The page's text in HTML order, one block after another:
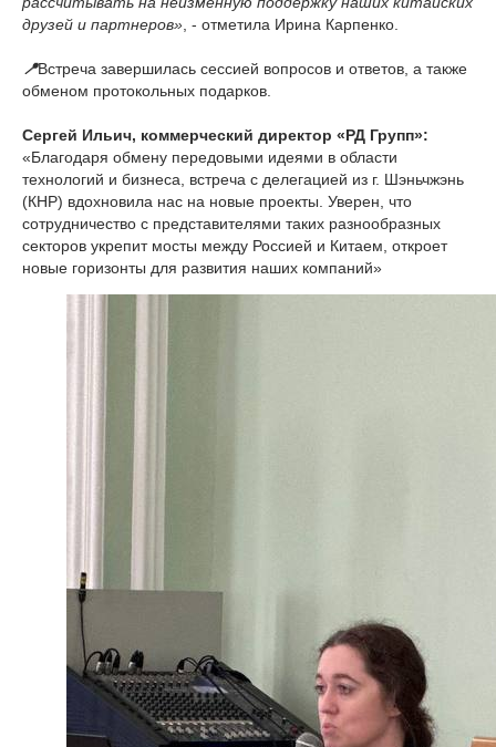
друзей и партнеров» , - отметила Ирина Карпенко.
📍Встреча завершилась сессией вопросов и ответов, а также
обменом протокольных подарков.
Сергей Ильич, коммерческий директор «РД Групп»:
«Благодаря обмену передовыми идеями в области
технологий и бизнеса, встреча с делегацией из г. Шэньчжэнь
(КНР) вдохновила нас на новые проекты. Уверен, что
сотрудничество с представителями таких разнообразных
секторов укрепит мосты между Россией и Китаем, откроет
новые горизонты для развития наших компаний»